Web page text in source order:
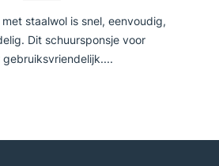
staalwol is snel, eenvoudig,
Dit schuursponsje voor